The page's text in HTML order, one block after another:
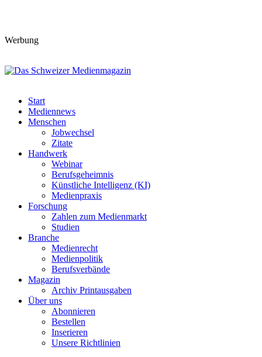
Werbung
Start
Mediennews
Menschen
Jobwechsel
Zitate
Handwerk
Webinar
Berufsgeheimnis
Künstliche Intelligenz (KI)
Medienpraxis
Forschung
Zahlen zum Medienmarkt
Studien
Branche
Medienrecht
Medienpolitik
Berufsverbände
Magazin
Archiv Printausgaben
Über uns
Abonnieren
Bestellen
Inserieren
Unsere Richtlinien